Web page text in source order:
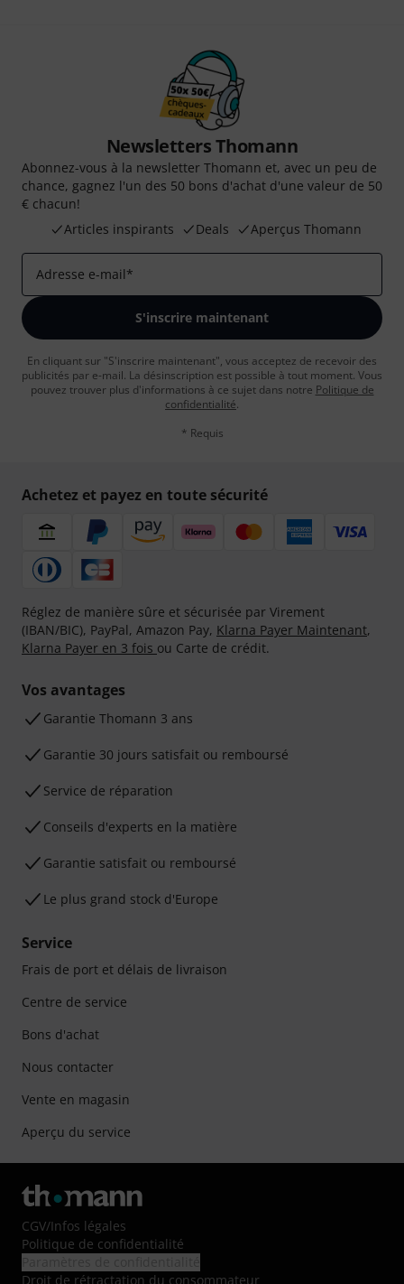
Newsletters Thomann
Abonnez-vous à la newsletter Thomann et, avec un peu de
chance, gagnez l'un des 50 bons d'achat d'une valeur de 50
€ chacun!
Articles inspirants
Deals Aperçus Thomann
Adresse e-mail*
S'inscrire maintenant
En cliquant sur "S'inscrire maintenant", vous acceptez de recevoir des
publicités par e-mail. La désinscription est possible à tout moment. Vous
pouvez trouver plus d'informations à ce sujet dans notre Politique de
confidentialité.
* Requis
Achetez et payez en toute sécurité
Réglez de manière sûre et sécurisée par Virement
(IBAN/BIC), PayPal, Amazon Pay, Klarna Payer Maintenant,
Klarna Payer en 3 fois ou Carte de crédit.
Vos avantages
Ga­ran­tie Thomann 3 ans
Garantie 30 jours satisfait ou remboursé
Service de réparation
Conseils d'experts en la matière
Garantie satisfait ou remboursé
Le plus grand stock d'Europe
Service
Frais de port et délais de livraison
Centre de service
Bons d'achat
Nous contacter
Vente en magasin
Aperçu du service
CGV/Infos légales
Politique de confidentialité
Droit de rétractation du consommateur